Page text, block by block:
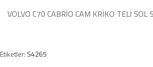
VOLVO C70 CABRİO CAM KRİKO TELİ SOL
Etiketler: S4265